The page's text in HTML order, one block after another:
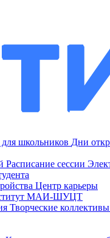
школьников Дни
Расписание сессии
Центр карьеры
МАИ-ШУЦТ
Творческие